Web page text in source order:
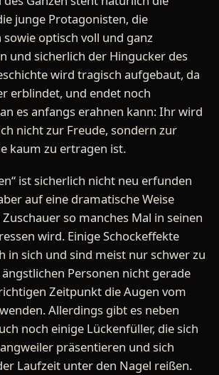
junge Protagonisten, die
sowie optisch voll und ganz
und sicherlich der Hingucker des
wird tragisch aufgebaut, da
erblindet, und endet noch
es anfangs erahnen kann: Ihr wird
nicht zur Freude, sondern zur
kaum zu ertragen ist.
ist sicherlich nicht neu erfunden
auf eine dramatische Weise
so manches Mal in seinen
wird. Einige Schockeffekte
in sich und sind meist nur schwer zu
Personen nicht gerade
Zeitpunkt die Augen vom
Allerdings gibt es neben
noch einige Lückenfüller, die sich
präsentieren und sich
Laufzeit unter den Nagel reißen.